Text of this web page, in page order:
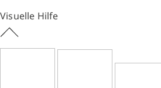
Visuelle Hilfe